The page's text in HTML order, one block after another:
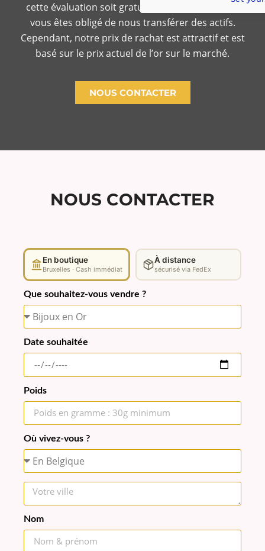
cette évaluation soit gratuite ne signifie pas que
vous êtes obligé de nous transférer des actifs.
Cependant, notre prix de rachat est attractif et est
basé sur le prix actuel de l’or sur le marché.
NOUS CONTACTER
NOUS CONTACTER
En boutique
Bruxelles · Cash immédiat
À distance
sécurisé via FedEx
Que souhaitez-vous vendre ?
Date souhaitée
Poids
Où vivez-vous ?
Nom